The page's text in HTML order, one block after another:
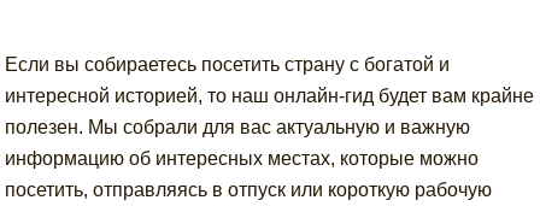
Если вы собираетесь посетить страну с богатой и
интересной историей, то наш онлайн-гид будет вам крайне
полезен. Мы собрали для вас актуальную и важную
информацию об интересных местах, которые можно
посетить, отправляясь в отпуск или короткую рабочую